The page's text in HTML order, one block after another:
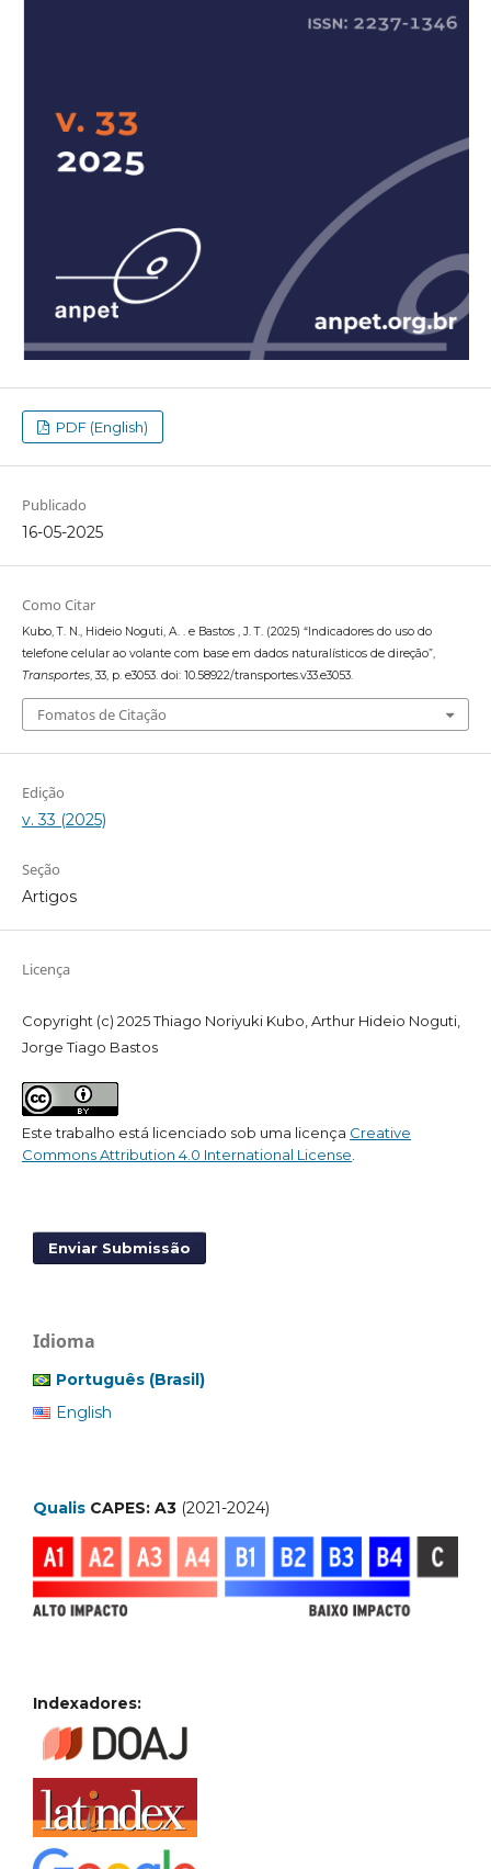
PDF (English)
Publicado
16-05-2025
Como Citar
Kubo, T. N., Hideio Noguti, A. . e Bastos , J. T. (2025) “Indicadores do uso do
telefone celular ao volante com base em dados naturalísticos de direção”,
Transportes, 33, p. e3053. doi: 10.58922/transportes.v33.e3053.
Fomatos de Citação
Edição
v. 33 (2025)
Seção
Artigos
Licença
Copyright (c) 2025 Thiago Noriyuki Kubo, Arthur Hideio Noguti,
Jorge Tiago Bastos
Este trabalho está licenciado sob uma licença Creative
Commons Attribution 4.0 International License.
Enviar Submissão
Idioma
Português (Brasil)
English
Qualis CAPES: A3 (2021-2024)
Indexadores: